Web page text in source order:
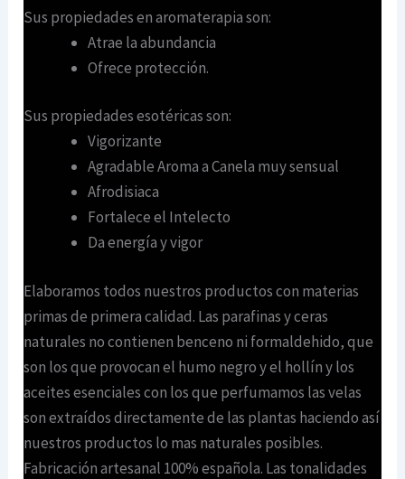
Sus propiedades en aromaterapia son:
Atrae la abundancia
Ofrece protección.
Sus propiedades esotéricas son:
Vigorizante
Agradable Aroma a Canela muy sensual
Afrodisiaca
Fortalece el Intelecto
Da energía y vigor
Elaboramos todos nuestros productos con materias
primas de primera calidad. Las parafinas y ceras
naturales no contienen benceno ni formaldehido, que
son los que provocan el humo negro y el hollín y los
aceites esenciales con los que perfumamos las velas
son extraídos directamente de las plantas haciendo así
nuestros productos lo mas naturales posibles.
Fabricación artesanal 100% española. Las tonalidades